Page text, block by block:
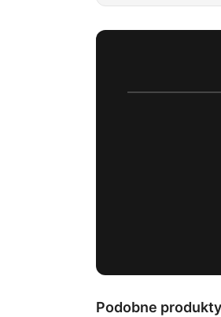
Podobne produkty